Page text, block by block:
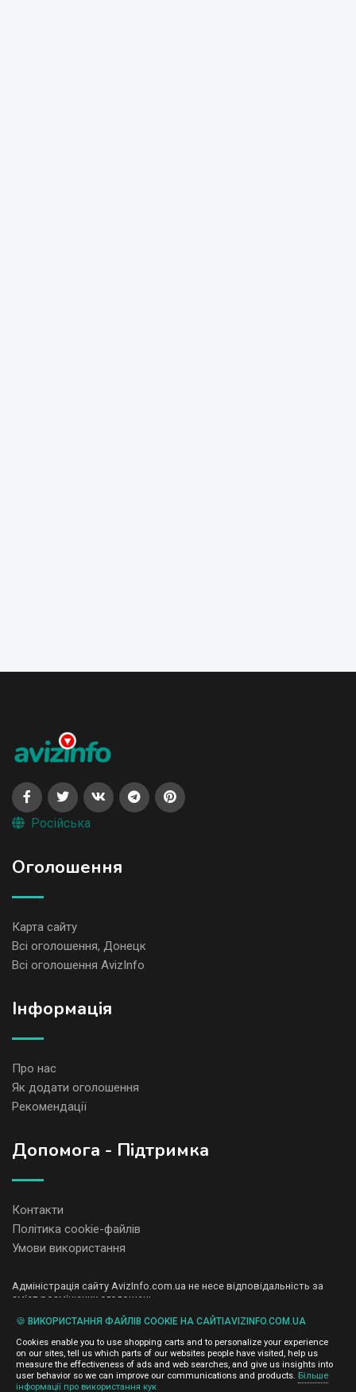
Російська
Оголошення
Карта сайту
Всі оголошення, Донецк
Всі оголошення AvizInfo
Iнформація
Про нас
Як додати оголошення
Рекомендації
Допомога - Підтримка
Контакти
Політика cookie-файлів
Умови використання
Адміністрація сайту AvizInfo.com.ua не несе відповідальність за
зміст розміщених оголошень.
і не продаємо особисту інформацію зареєстрованих користувачів
AvizInfo.com.ua третім особам. Ми не відповідаємо за правила
конфіденційності сайтів на які посилається AvizInfo.com.ua. На
деяких сторінках нашого сайту представлена реклама Google
Adsense Advertising Network. Щоб дізнатися детальніше про
правила конфіденційності Google
🍪 ВИКОРИСТАННЯ ФАЙЛІВ COOKIE НА САЙТІAVIZINFO.COM.UA
Cookies enable you to use shopping carts and to personalize your experience
on our sites, tell us which parts of our websites people have visited, help us
measure the effectiveness of ads and web searches, and give us insights into
user behavior so we can improve our communications and products. Більше
інформації про використання кук